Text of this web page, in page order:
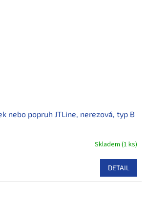
nebo popruh JTLine, nerezová, typ B
Skladem (1 ks)
DETAIL